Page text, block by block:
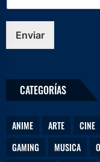
n
i
m
r
m
Enviar
CATEGORÍAS
ANIME ARTE CINE
GAMING
MUSICA